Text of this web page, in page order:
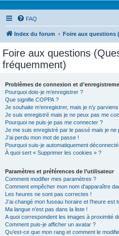
FAQ
Index du forum Foire aux questions
Foire aux questions
fréquemment)
Problèmes de connexion et
Pourquoi dois-je m’enregistrer ?
Que signifie COPPA ?
Je souhaite m’enregistrer, mais je n’y
Je suis enregistré mais je ne peux pas me
Pourquoi ne puis-je pas me connecter ?
Je me suis enregistré par le passé mais je ne
J’ai perdu mon mot de passe !
Pourquoi suis-je automatiquement
À quoi sert « Supprimer les cookies » ?
Paramètres et préférences de l’utilisateur
Comment modifier mes paramètres ?
Comment empêcher mon nom d’apparaître
Les heures ne sont pas correctes !
J’ai changé mon fuseau horaire et l’heure est
Ma langue n’est pas dans la liste !
A quoi correspondent les images à proximité
Comment puis-je afficher un avatar ?
Qu’est-ce que mon rang et comment le